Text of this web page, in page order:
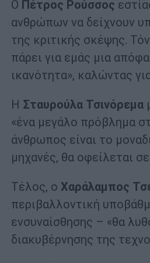
Ο Πέτρος Ρούσσος
ανθρώπων να δείχνουν
της κριτικής σκέψης.
πάρει για εμάς μια
ικανότητα», καλώντας
Η Σταυρούλα Τσινόρεμα
«ένα μεγάλο πρόβλημα
άνθρωπος είναι το
μηχανές, θα οφείλεται
Τέλος, ο Χαράλαμπος
περιβαλλοντική
ενσυναίσθησης – «θα
διακυβέρνησης της